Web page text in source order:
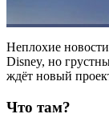
Неплохие новости
Disney, но
ждёт новый
Что там?